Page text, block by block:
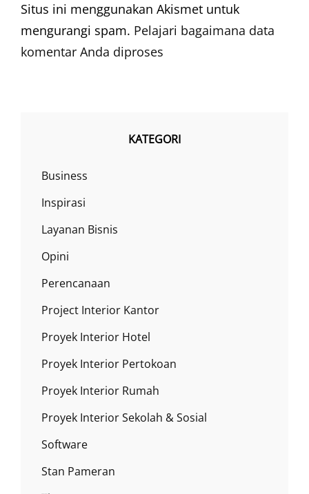
Situs ini menggunakan Akismet untuk
mengurangi spam. Pelajari bagaimana data
komentar Anda diproses
KATEGORI
Business
Inspirasi
Layanan Bisnis
Opini
Perencanaan
Project Interior Kantor
Proyek Interior Hotel
Proyek Interior Pertokoan
Proyek Interior Rumah
Proyek Interior Sekolah & Sosial
Software
Stan Pameran